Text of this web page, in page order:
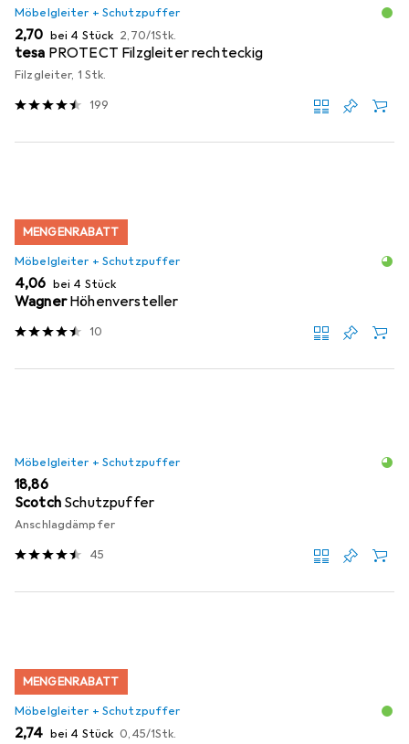
Möbelgleiter + Schutzpuffer
EUR
2,70 bei 4 Stück EUR
2,70/1Stk.
tesa PROTECT Filzgleiter rechteckig
Filzgleiter, 1 Stk.
199
MENGENRABATT
Möbelgleiter + Schutzpuffer
EUR
4,06 bei 4 Stück
Wagner Höhenversteller
10
Möbelgleiter + Schutzpuffer
EUR
18,86
Scotch Schutzpuffer
Anschlagdämpfer
45
MENGENRABATT
Möbelgleiter + Schutzpuffer
EUR
2,74 bei 4 Stück EUR
0,45/1Stk.